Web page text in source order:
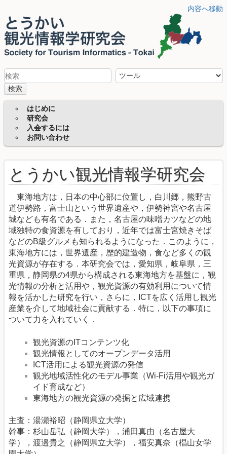
内容へ移動
検索
はじめに
研究会
入会するには
お問い合わせ
とうかい観光情報学研究会
東海地方は，日本の中心部に位置し，白川郷，熊野古
道伊勢路，富士山という世界遺産や，伊勢神宮や名古屋
城なども有名である．また，名古屋の味噌カツなどの地
域独特の食資源を有しており，近年では富士宮焼きそば
などのB級グルメも知られるようになった．このように，
東海地方には，世界遺産，歴的建造物，食など多くの観
光資源が存在する．本研究会では，愛知県，岐阜県，三
重県，静岡県の4県から構成される東海地方を基盤に，観
光情報の分析と活用や，観光資源の有効利用について情
報を活かした研究を行い，さらに，ICTを広く活用し観光
産業を介して地域社会に貢献する．特に，以下の事項に
ついて力を入れていく．
観光資源のITコンテンツ化
観光情報としてのオープンデータ活用
ICT活用による観光資源の発信
観光地域活性化のモデル事業（Wi-Fi活用や観光ガ
イド育成など）
東海地方の観光資源の発掘と広域連携
主査：湯瀬裕昭（静岡県立大学）
幹事：杉山岳弘（静岡大学），浦田真由（名古屋大
学），渡邉貴之（静岡県立大学），福安真奈（椙山女学